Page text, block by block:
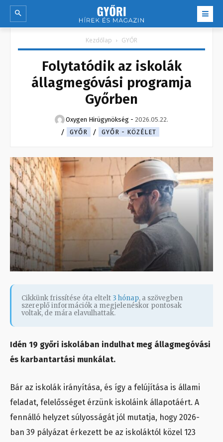
Kezdőlap GYŐR
Folytatódik az iskolák
állagmegóvási programja
Győrben
Oxygen Hirügynökség - 2026.05.22.
GYŐR
GYŐR - KÖZÉLET
Cikkünk frissítése óta eltelt 3 hónap, a szövegben
szereplő információk a megjelenéskor pontosak
voltak, de mára elavulhattak.
Idén 19 győri iskolában indulhat meg állagmegóvási
és karbantartási munkálat.
Bár az iskolák irányítása, és így a felújítása is állami
feladat, felelősséget érzünk iskoláink állapotáért. A
fennálló helyzet súlyosságát jól mutatja, hogy 2026-
ban 39 pályázat érkezett be az iskoláktól közel 123